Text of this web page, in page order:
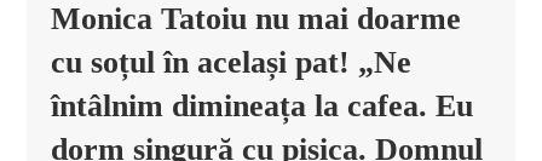
Monica Tatoiu nu mai doarme
cu soțul în același pat! „Ne
întâlnim dimineața la cafea. Eu
dorm singură cu pisica. Domnul